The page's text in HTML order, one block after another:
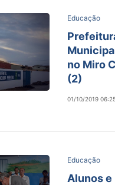
Educação
no Miro
(2)
01/10/2019
Educação
Alunos